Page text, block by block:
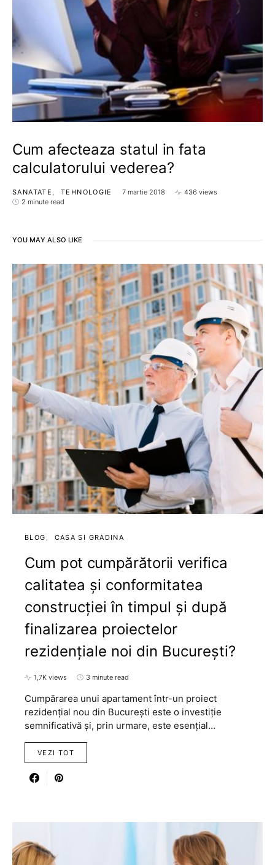
Cum afecteaza statul in fata
calculatorului vederea?
SANATATE TEHNOLOGIE 7 martie 2018
436 views
2 minute read
YOU MAY ALSO LIKE
BLOG CASA SI GRADINA
Cum pot cumpărătorii verifica
calitatea și conformitatea
construcției în timpul și după
finalizarea proiectelor
rezidențiale noi din București?
1,7K views 3 minute read
Cumpărarea unui apartament într-un proiect
rezidențial nou din București este o investiție
semnificativă și, prin urmare, este esențial…
VEZI TOT